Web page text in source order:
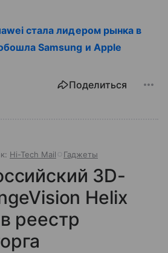
стала лидером рынка в
Samsung и Apple
Поделиться
Hi-Tech Mail Гаджеты
3D-
Helix
реестр